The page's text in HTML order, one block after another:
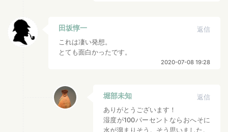
田坂惇一
返信
これは凄い発想。
とても面白かったです。
2020-07-08 19:28
堀部未知
返信
ありがとうございます！
湿度が100パーセントならおへそに
水が溜まりそう。そう思いました。